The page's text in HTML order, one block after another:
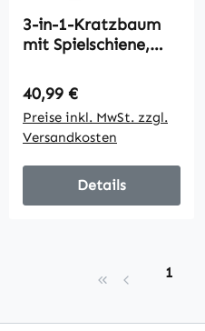
3-in-1-Kratzbaum
mit Spielschiene,
10 kg, 39,5 x 39,5 x
87 cm, Eiche/Creme
Regulärer Preis:
40,99 €
Preise inkl. MwSt. zzgl.
Versandkosten
Details
Seite
1